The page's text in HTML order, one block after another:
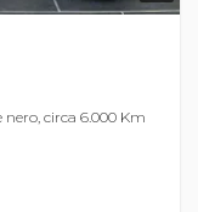
nero, circa 6.000 Km